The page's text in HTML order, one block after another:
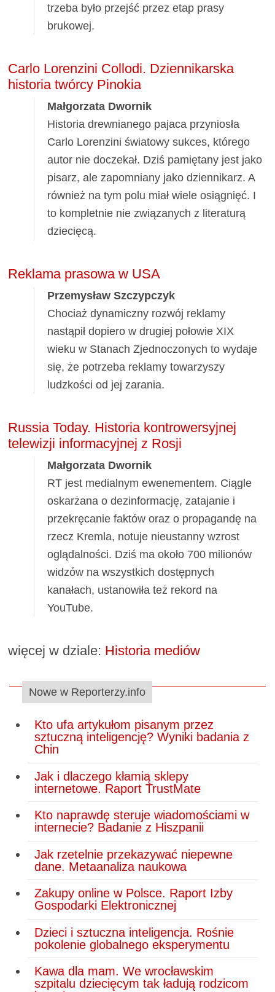
trzeba było przejść przez etap prasy
brukowej.
Carlo Lorenzini Collodi. Dziennikarska
historia twórcy Pinokia
Małgorzata Dwornik
Historia drewnianego pajaca przyniosła
Carlo Lorenzini światowy sukces, którego
autor nie doczekał. Dziś pamiętany jest jako
pisarz, ale zapomniany jako dziennikarz. A
również na tym polu miał wiele osiągnięć. I
to kompletnie nie związanych z literaturą
dziecięcą.
Reklama prasowa w USA
Przemysław Szczypczyk
Chociaż dynamiczny rozwój reklamy
nastąpił dopiero w drugiej połowie XIX
wieku w Stanach Zjednoczonych to wydaje
się, że potrzeba reklamy towarzyszy
ludzkości od jej zarania.
Russia Today. Historia kontrowersyjnej
telewizji informacyjnej z Rosji
Małgorzata Dwornik
RT jest medialnym ewenementem. Ciągle
oskarżana o dezinformację, zatajanie i
przekręcanie faktów oraz o propagandę na
rzecz Kremla, notuje nieustanny wzrost
oglądalności. Dziś ma około 700 milionów
widzów na wszystkich dostępnych
kanałach, ustanowiła też rekord na
YouTube.
więcej w dziale: Historia mediów
Nowe w Reporterzy.info
Kto ufa artykułom pisanym przez
sztuczną inteligencję? Wyniki badania z
Chin
Jak i dlaczego kłamią sklepy
internetowe. Raport TrustMate
Kto naprawdę steruje wiadomościami w
internecie? Badanie z Hiszpanii
Jak rzetelnie przekazywać niepewne
dane. Metaanaliza naukowa
Zakupy online w Polsce. Raport Izby
Gospodarki Elektronicznej
Dzieci i sztuczna inteligencja. Rośnie
pokolenie globalnego eksperymentu
Kawa dla mam. We wrocławskim
szpitalu dziecięcym tak ładują rodzicom